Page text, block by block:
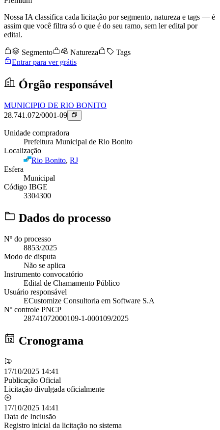
Nossa IA classifica cada licitação por segmento, natureza e tags — é
assim que você filtra só o que é do seu ramo, sem ler edital por
edital.
Segmento Natureza
Tags
Entrar para ver grátis
Órgão responsável
MUNICIPIO DE RIO BONITO
28.741.072/0001-09
Unidade compradora
Prefeitura Municipal de Rio Bonito
Localização
Rio Bonito, RJ
Esfera
Municipal
Código IBGE
3304300
Dados do processo
Nº do processo
8853/2025
Modo de disputa
Não se aplica
Instrumento convocatório
Edital de Chamamento Público
Usuário responsável
ECustomize Consultoria em Software S.A
Nº controle PNCP
28741072000109-1-000109/2025
Cronograma
17/10/2025 14:41
Publicação Oficial
Licitação divulgada oficialmente
17/10/2025 14:41
Data de Inclusão
Registro inicial da licitação no sistema